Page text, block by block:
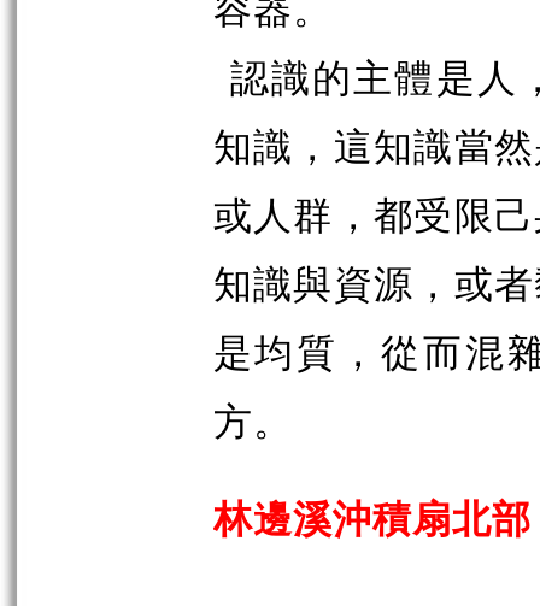
認識的主體是人
知識，這知識當
或人群，都受限
知識與資源，或
是均質，從而混
方。
林邊溪沖積扇北部